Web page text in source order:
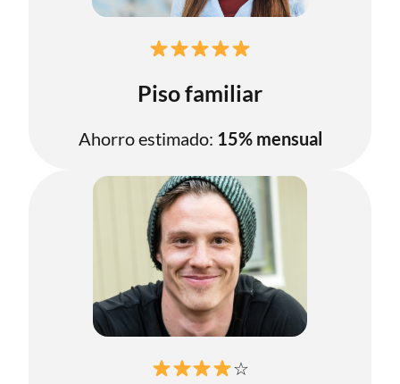
Piso familiar
Ahorro estimado: 15% mensual
☆